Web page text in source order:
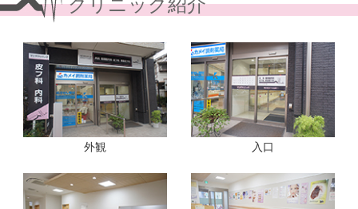
クリニック紹介
外観 入口